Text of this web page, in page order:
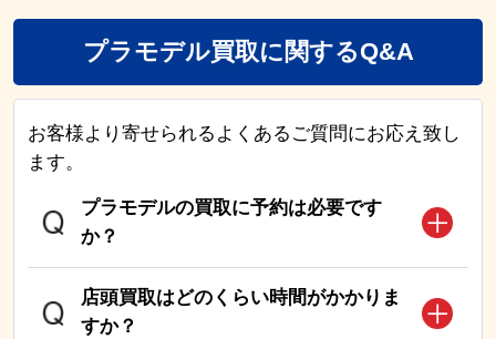
プラモデル買取に関するQ&A
お客様より寄せられるよくあるご質問にお応え致し
ます。
プラモデルの買取に予約は必要です
か？
店頭買取はどのくらい時間がかかりま
すか？